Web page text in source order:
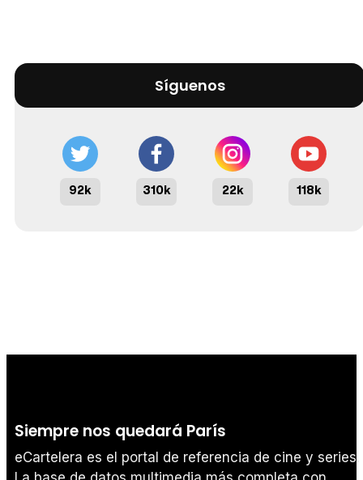
Síguenos
92k 310k 22k 118k
Siempre nos quedará París
eCartelera es el portal de referencia de cine y series.